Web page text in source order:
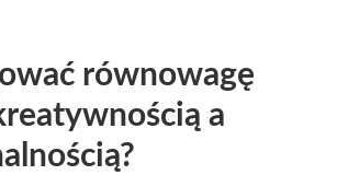
równowagę
a